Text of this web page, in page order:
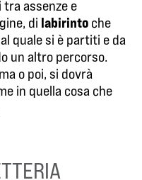
assenze e
di labirinto che
quale si è partiti e da
un altro percorso.
o poi, si dovrà
in quella cosa che